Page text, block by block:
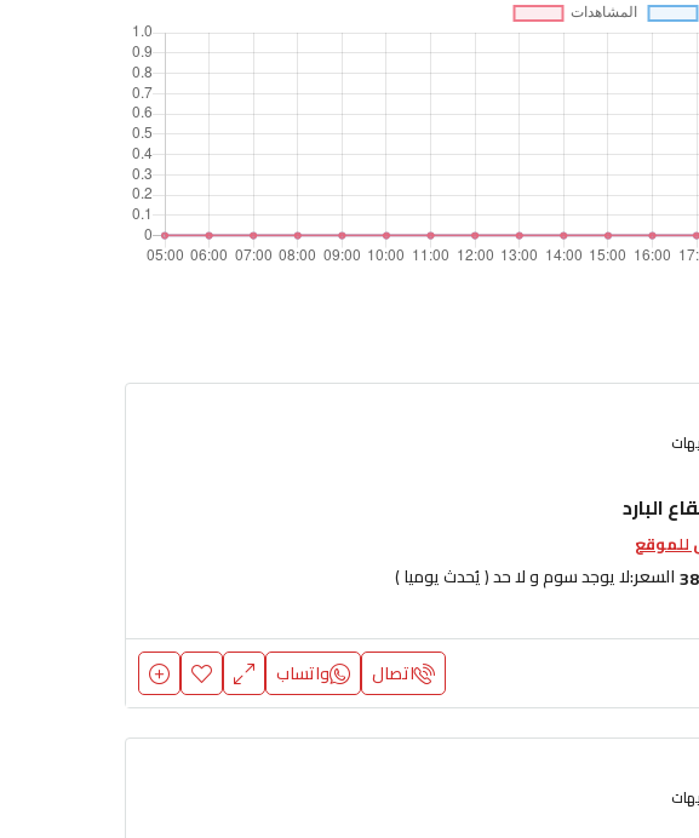
البارد
السعر:لا يوجد سوم و لا حد ( يُحدث يوميا )
اتصال واتساب